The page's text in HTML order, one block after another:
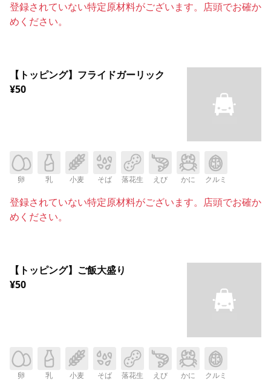
登録されていない特定原材料がございます。店頭でお確か
めください。
【トッピング】フライドガーリック
¥50
卵 乳 小麦 そば 落花生 えび かに クルミ
登録されていない特定原材料がございます。店頭でお確か
めください。
【トッピング】ご飯大盛り
¥50
卵 乳 小麦 そば 落花生 えび かに クルミ